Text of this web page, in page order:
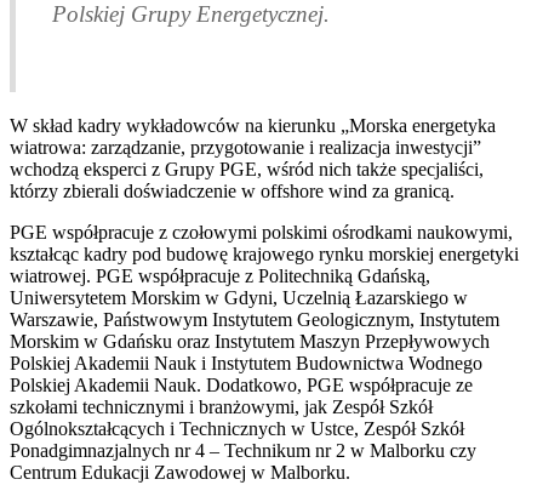
Polskiej Grupy Energetycznej.
W skład kadry wykładowców na kierunku „Morska energetyka
wiatrowa: zarządzanie, przygotowanie i realizacja inwestycji”
wchodzą eksperci z Grupy PGE, wśród nich także specjaliści,
którzy zbierali doświadczenie w offshore wind za granicą.
PGE współpracuje z czołowymi polskimi ośrodkami naukowymi,
kształcąc kadry pod budowę krajowego rynku morskiej energetyki
wiatrowej. PGE współpracuje z Politechniką Gdańską,
Uniwersytetem Morskim w Gdyni, Uczelnią Łazarskiego w
Warszawie, Państwowym Instytutem Geologicznym, Instytutem
Morskim w Gdańsku oraz Instytutem Maszyn Przepływowych
Polskiej Akademii Nauk i Instytutem Budownictwa Wodnego
Polskiej Akademii Nauk. Dodatkowo, PGE współpracuje ze
szkołami technicznymi i branżowymi, jak Zespół Szkół
Ogólnokształcących i Technicznych w Ustce, Zespół Szkół
Ponadgimnazjalnych nr 4 – Technikum nr 2 w Malborku czy
Centrum Edukacji Zawodowej w Malborku.